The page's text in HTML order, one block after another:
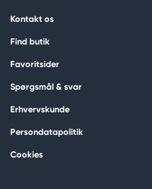
Kontakt os
Find butik
Favoritsider
Spørgsmål & svar
Erhvervskunde
Persondatapolitik
Cookies